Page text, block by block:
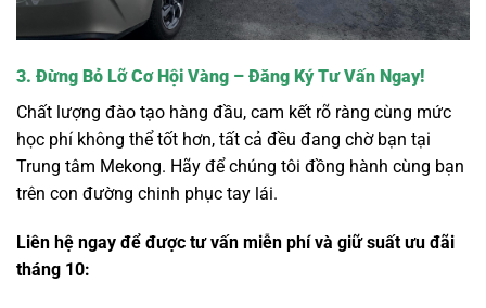
3. Đừng Bỏ Lỡ Cơ Hội Vàng – Đăng Ký Tư Vấn Ngay!
Chất lượng đào tạo hàng đầu, cam kết rõ ràng cùng mức
học phí không thể tốt hơn, tất cả đều đang chờ bạn tại
Trung tâm Mekong. Hãy để chúng tôi đồng hành cùng bạn
trên con đường chinh phục tay lái.
Liên hệ ngay để được tư vấn miễn phí và giữ suất ưu đãi
tháng 10: